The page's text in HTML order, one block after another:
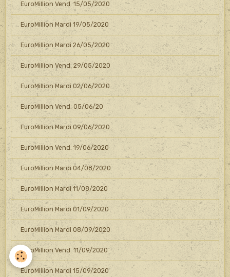
EuroMillion Vend. 15/05/2020
EuroMillion Mardi 19/05/2020
EuroMillion Mardi 26/05/2020
EuroMillion Vend. 29/05/2020
EuroMillion Mardi 02/06/2020
EuroMillion Vend. 05/06/20
EuroMillion Mardi 09/06/2020
EuroMillion Vend. 19/06/2020
EuroMillion Mardi 04/08/2020
EuroMillion Mardi 11/08/2020
EuroMillion Mardi 01/09/2020
EuroMillion Mardi 08/09/2020
EuroMillion Vend. 11/09/2020
EuroMillion Mardi 15/09/2020